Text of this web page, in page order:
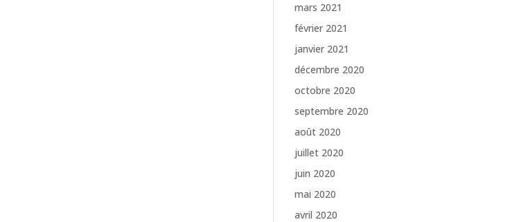
mars 2021
février 2021
janvier 2021
décembre 2020
octobre 2020
septembre 2020
août 2020
juillet 2020
juin 2020
mai 2020
avril 2020